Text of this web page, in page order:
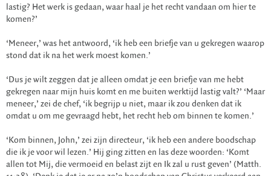
lastig? Het werk is gedaan, waar haal je het recht vandaan om hier te
komen?’
‘Meneer,’ was het antwoord, ‘ik heb een briefje van u gekregen waarop
stond dat ik na het werk moest komen.’
‘Dus je wilt zeggen dat je alleen omdat je een briefje van me hebt
gekregen naar mijn huis komt en me buiten werktijd lastig valt?’ ‘Maar
meneer,’ zei de chef, ‘ik begrijp u niet, maar ik zou denken dat ik
omdat u om me gevraagd hebt, het recht heb om binnen te komen.’
‘Kom binnen, John,’ zei zijn directeur, ‘ik heb een andere boodschap
die ik je voor wil lezen.’ Hij ging zitten en las deze woorden: ‘Komt
allen tot Mij, die vermoeid en belast zijt en Ik zal u rust geven’ (Matth.